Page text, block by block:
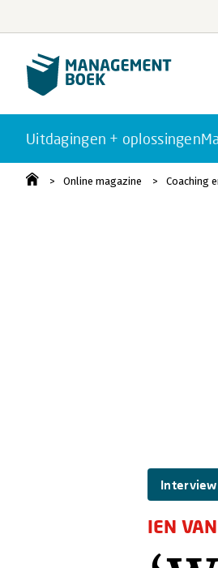
Uitdagingen + oplossingen
Online magazine Coaching
Interview
IEN